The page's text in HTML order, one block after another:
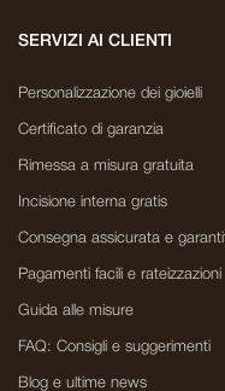
SERVIZI AI CLIENTI
Personalizzazione dei gioielli
Certificato di garanzia
Rimessa a misura gratuita
Incisione interna gratis
Consegna assicurata e
Pagamenti facili e rateizzazioni
Guida alle misure
FAQ: Consigli e suggerimenti
Blog e ultime news